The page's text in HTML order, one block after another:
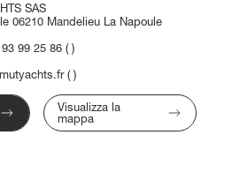
SAS
06210 Mandelieu La Napoule
99 25 86( )
( )
Visualizza la
mappa